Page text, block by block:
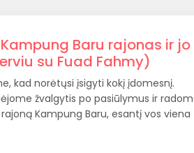
Baru rajonas ir jo
su Fuad Fahmy)
kad norėtųsi įsigyti kokį įdomesnį.
žvalgytis po pasiūlymus ir
Kampung Baru, esantį vos viena